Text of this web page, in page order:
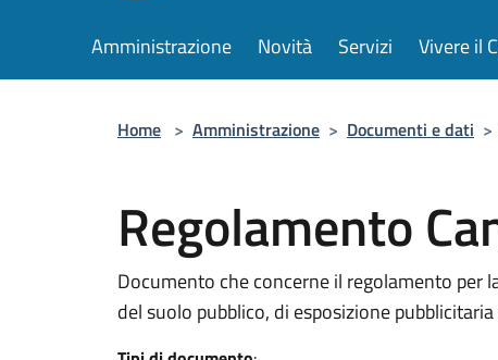
Amministrazione Novità Servizi Vivere il
Home > Amministrazione > Documenti e dati >
Regolamento
Documento che concerne il regolamento per
del suolo pubblico, di esposizione